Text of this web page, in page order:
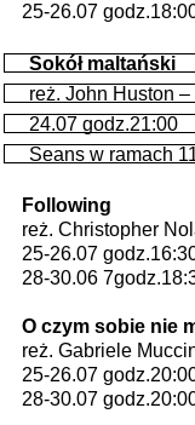
25-26.07
Sokół maltański
reż. John Huston –
24.07 godz.21:00
Seans w ramach
Following
reż. Christopher
25-26.07
28-30.06
O czym sobie nie
reż. Gabriele
25-26.07
28-30.07